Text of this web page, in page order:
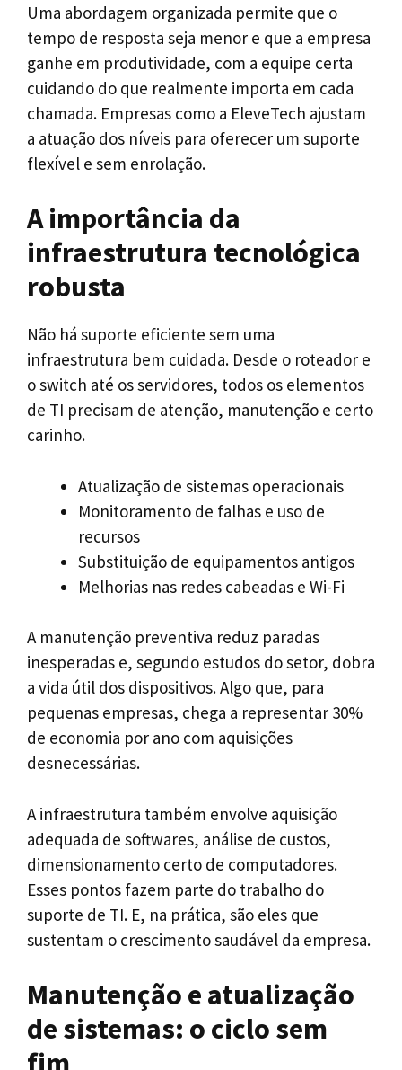
Uma abordagem organizada permite que o
tempo de resposta seja menor e que a empresa
ganhe em produtividade, com a equipe certa
cuidando do que realmente importa em cada
chamada. Empresas como a EleveTech ajustam
a atuação dos níveis para oferecer um suporte
flexível e sem enrolação.
A importância da
infraestrutura tecnológica
robusta
Não há suporte eficiente sem uma
infraestrutura bem cuidada. Desde o roteador e
o switch até os servidores, todos os elementos
de TI precisam de atenção, manutenção e certo
carinho.
Atualização de sistemas operacionais
Monitoramento de falhas e uso de
recursos
Substituição de equipamentos antigos
Melhorias nas redes cabeadas e Wi-Fi
A manutenção preventiva reduz paradas
inesperadas e, segundo estudos do setor, dobra
a vida útil dos dispositivos. Algo que, para
pequenas empresas, chega a representar 30%
de economia por ano com aquisições
desnecessárias.
A infraestrutura também envolve aquisição
adequada de softwares, análise de custos,
dimensionamento certo de computadores.
Esses pontos fazem parte do trabalho do
suporte de TI. E, na prática, são eles que
sustentam o crescimento saudável da empresa.
Manutenção e atualização
de sistemas: o ciclo sem